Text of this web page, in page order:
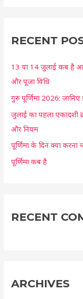
c
f
o
r
:
RECENT
13 या 14 जुलाई कब है
और पूजा विधि
गुरु पूर्णिमा 2026:
जुलाई का पहला एकादशी
और नियम
पूर्णिमा के दिन क्या करना
पूर्णिमा कब है
RECENT
ARCHIVES